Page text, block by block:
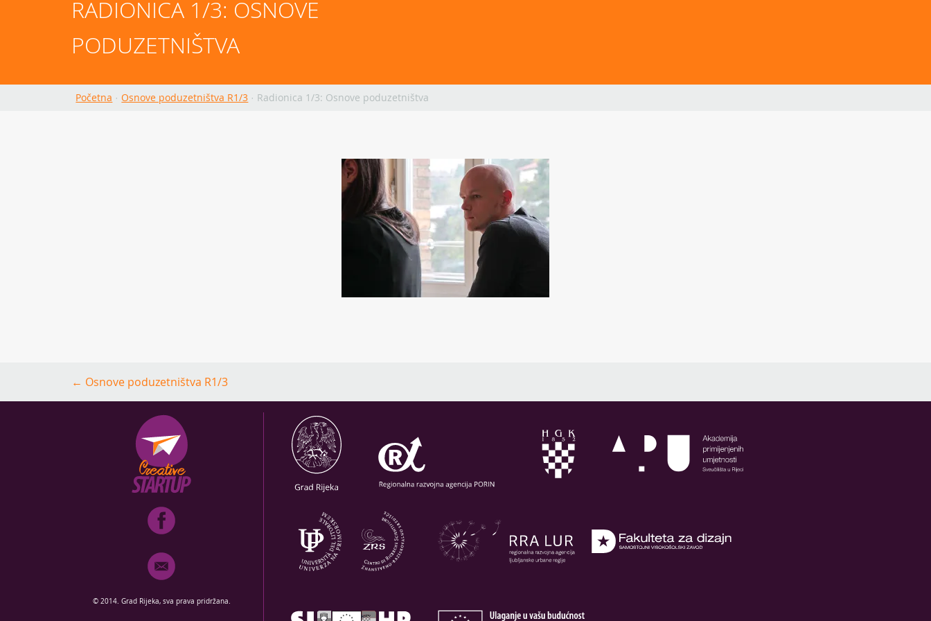
RADIONICA 1/3: OSNOVE
PODUZETNIŠTVA
Početna ·Osnove poduzetništva R1/3 · Radionica 1/3: Osnove poduzetništva
Post
navigation
← Osnove poduzetništva R1/3
© 2014. Grad Rijeka, sva prava pridržana.